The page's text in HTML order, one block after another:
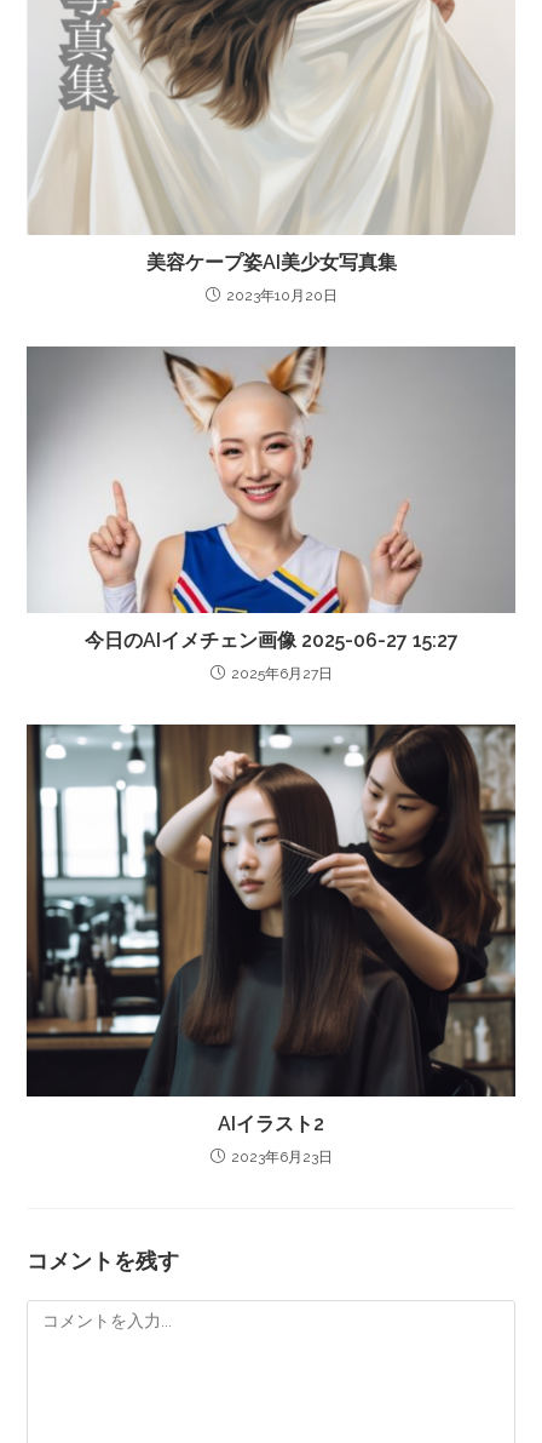
美容ケープ姿AI美少女写真集
2023年10月20日
今日のAIイメチェン画像 2025-06-27 15:27
2025年6月27日
AIイラスト2
2023年6月23日
コメントを残す